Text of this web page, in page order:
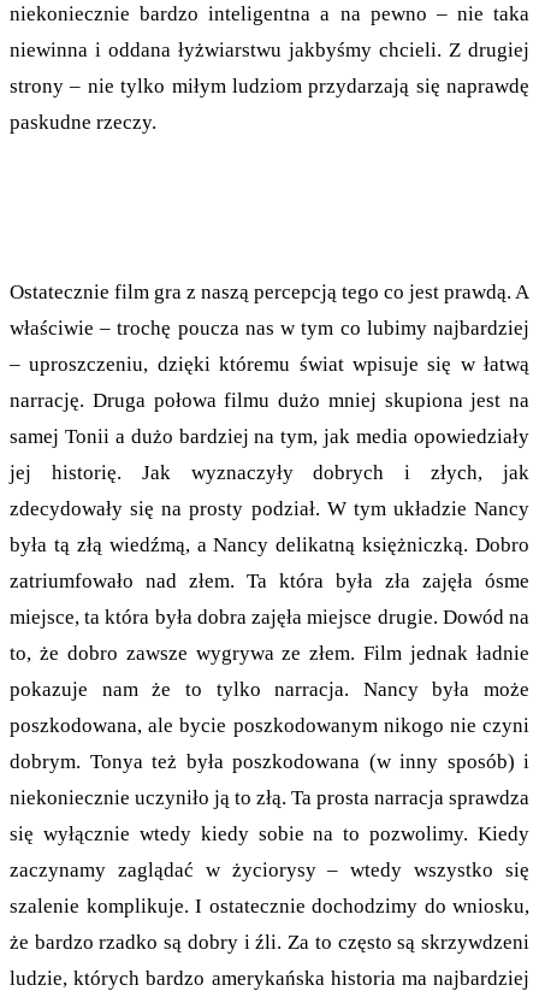
niekoniecznie bardzo inteligentna a na pewno – nie taka
niewinna i oddana łyżwiarstwu jakbyśmy chcieli. Z drugiej
strony – nie tylko miłym ludziom przydarzają się naprawdę
paskudne rzeczy.
Ostatecznie film gra z naszą percepcją tego co jest prawdą. A
właściwie – trochę poucza nas w tym co lubimy najbardziej
– uproszczeniu, dzięki któremu świat wpisuje się w łatwą
narrację. Druga połowa filmu dużo mniej skupiona jest na
samej Tonii a dużo bardziej na tym, jak media opowiedziały
jej historię. Jak wyznaczyły dobrych i złych, jak
zdecydowały się na prosty podział. W tym układzie Nancy
była tą złą wiedźmą, a Nancy delikatną księżniczką. Dobro
zatriumfowało nad złem. Ta która była zła zajęła ósme
miejsce, ta która była dobra zajęła miejsce drugie. Dowód na
to, że dobro zawsze wygrywa ze złem. Film jednak ładnie
pokazuje nam że to tylko narracja. Nancy była może
poszkodowana, ale bycie poszkodowanym nikogo nie czyni
dobrym. Tonya też była poszkodowana (w inny sposób) i
niekoniecznie uczyniło ją to złą. Ta prosta narracja sprawdza
się wyłącznie wtedy kiedy sobie na to pozwolimy. Kiedy
zaczynamy zaglądać w życiorysy – wtedy wszystko się
szalenie komplikuje. I ostatecznie dochodzimy do wniosku,
że bardzo rzadko są dobry i źli. Za to często są skrzywdzeni
ludzie, których bardzo amerykańska historia ma najbardziej